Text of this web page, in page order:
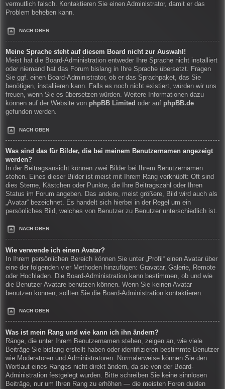
vermutlich falsch. Kontaktieren Sie einen Administrator, damit er das
Problem beheben kann.
NACH OBEN
Meine Sprache steht auf diesem Board nicht zur Auswahl!
Meist hat die Board-Administration entweder Ihre Sprache nicht installiert
oder niemand hat das Forum bislang in Ihre Sprache übersetzt. Fragen
Sie ggf. einen Board-Administrator, ob er das Sprachpaket, das Sie
benötigen, installieren kann. Falls es noch nicht existiert, würden wir uns
freuen, wenn Sie es übersetzen würden. Weitere Informationen dazu
können auf der Website von phpBB Limited oder auf phpBB.de
gefunden werden.
NACH OBEN
Was sind das für Bilder, die bei meinem Benutzernamen angezeigt
werden?
In der Beitragsansicht können zwei Bilder bei Ihrem Benutzernamen
stehen. Eines dieser Bilder ist meist mit Ihrem Rang verknüpft: Oft sind
dies Sterne, Kästchen oder Punkte, die Ihre Beitragszahl oder Ihren
Status im Forum angeben. Das andere, meist größere, Bild wird auch als
„Avatar“ bezeichnet. Es handelt sich hierbei in der Regel um ein
persönliches Bild, welches von Benutzer zu Benutzer unterschiedlich ist.
NACH OBEN
Wie verwende ich einen Avatar?
In Ihrem persönlichen Bereich können Sie unter „Profil“ einen Avatar über
eine der folgenden vier Methoden hinzufügen: Gravatar, Galerie, Remote
oder Hochladen. Die Board-Administration kann bestimmen, ob und wie
die Benutzer Avatare benutzen können. Wenn Sie keinen Avatar
benutzen können, sollten Sie die Board-Administration kontaktieren.
NACH OBEN
Was ist mein Rang und wie kann ich ihn ändern?
Ränge, die unter Ihrem Benutzernamen stehen, zeigen an, wie viele
Beiträge Sie bislang erstellt haben oder identifizieren bestimmte Benutzer
wie Moderatoren und Administratoren. Normalerweise können Sie den
Wortlaut eines Ranges nicht direkt ändern, da sie von der Board-
Administration festgelegt wurden. Bitte schreiben Sie keine sinnlosen
Beiträge, nur um Ihren Rang zu erhöhen — die meisten Foren dulden